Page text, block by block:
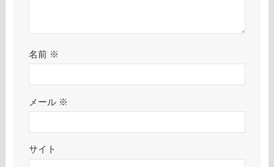
名前 ※
メール ※
サイト